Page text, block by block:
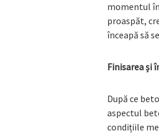
momentul
proaspăt,
înceapă să
Finisarea și
După ce
aspectul
condițiile